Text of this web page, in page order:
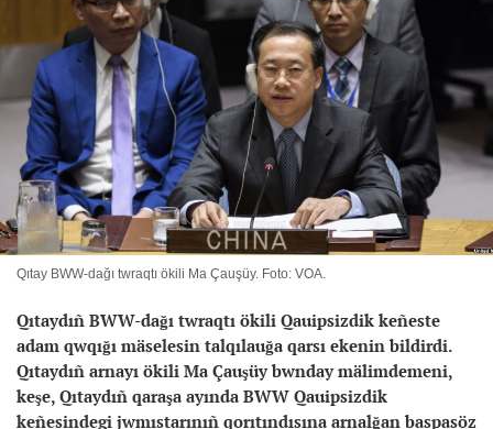
Qıtay BWW-dağı twraqtı ökili Ma Çauşüy. Foto: VOA.
Qıtaydıñ BWW-dağı twraqtı ökili Qauipsizdik keñeste
adam qwqığı mäselesin talqılauğa qarsı ekenin bildirdi.
Qıtaydıñ arnayı ökili Ma Çauşüy bwnday mälimdemeni,
keşe, Qıtaydıñ qaraşa ayında BWW Qauipsizdik
keñesindegi jwmıstarınıñ qorıtındısına arnalğan baspasöz